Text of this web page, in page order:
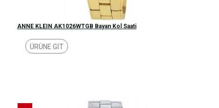
ANNE KLEIN AK1026WTGB Bayan Kol Saati
ÜRÜNE GİT